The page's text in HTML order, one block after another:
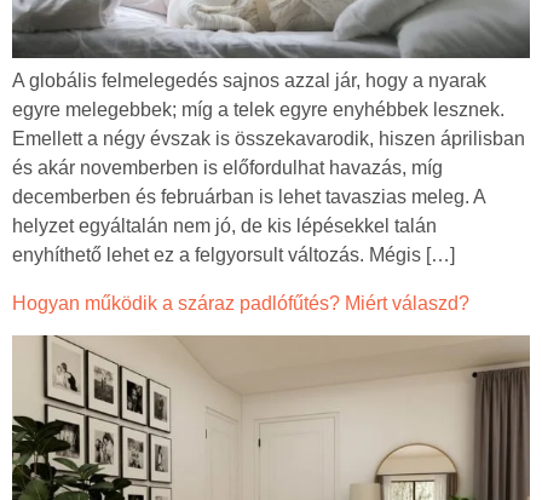
A globális felmelegedés sajnos azzal jár, hogy a nyarak
egyre melegebbek; míg a telek egyre enyhébbek lesznek.
Emellett a négy évszak is összekavarodik, hiszen áprilisban
és akár novemberben is előfordulhat havazás, míg
decemberben és februárban is lehet tavaszias meleg. A
helyzet egyáltalán nem jó, de kis lépésekkel talán
enyhíthető lehet ez a felgyorsult változás. Mégis […]
Hogyan működik a száraz padlófűtés? Miért válaszd?